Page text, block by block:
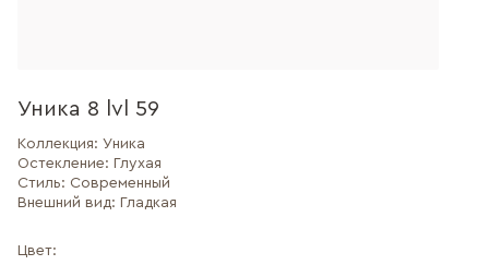
Уника 8 lvl 59
Коллекция: Уника
Остекление: Глухая
Стиль: Современный
Внешний вид: Гладкая
Цвет: